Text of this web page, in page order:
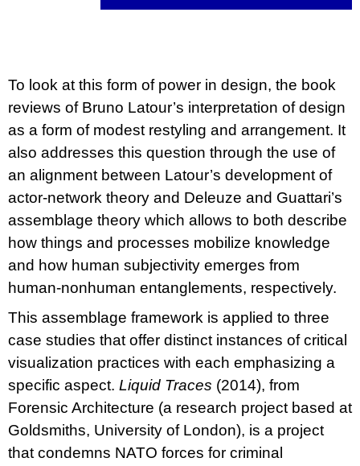
To look at this form of power in design, the book
reviews of Bruno Latour’s interpretation of design
as a form of modest restyling and arrangement. It
also addresses this question through the use of
an alignment between Latour’s development of
actor-network theory and Deleuze and Guattari’s
assemblage theory which allows to both describe
how things and processes mobilize knowledge
and how human subjectivity emerges from
human-nonhuman entanglements, respectively.
This assemblage framework is applied to three
case studies that offer distinct instances of critical
visualization practices with each emphasizing a
specific aspect. Liquid Traces (2014), from
Forensic Architecture (a research project based at
Goldsmiths, University of London), is a project
that condemns NATO forces for criminal
DRUHOU
SMĚNU
VÝBĚR
Z
TEXTŮ
2025
350